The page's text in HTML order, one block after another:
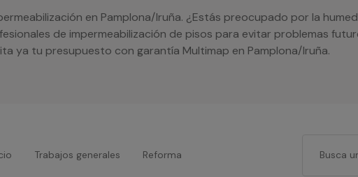
en Pamplona/Iruña. ¿Estás preocupado por la
de impermeabilización de pisos para evitar problemas
ya tu presupuesto con garantía Multimap en Pamplona/Iruña.
Trabajos generales Reforma